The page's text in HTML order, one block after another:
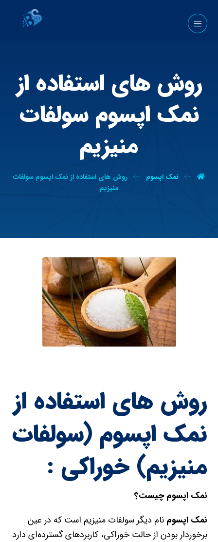
روش های استفاده از
نمک اپسوم سولفات
منیزیم
نمک اپسوم
روش های استفاده از نمک اپسوم سولفات
منیزیم
روش های استفاده از
نمک اپسوم (سولفات
منیزیم) خوراکی :
نمک اپسومچیست؟
نمک اپسوم نام دیگر سولفات منیزیم است که در عین
برخوردار بودن از حالت خوراکی، کاربردهای گسترده‌ای دارد